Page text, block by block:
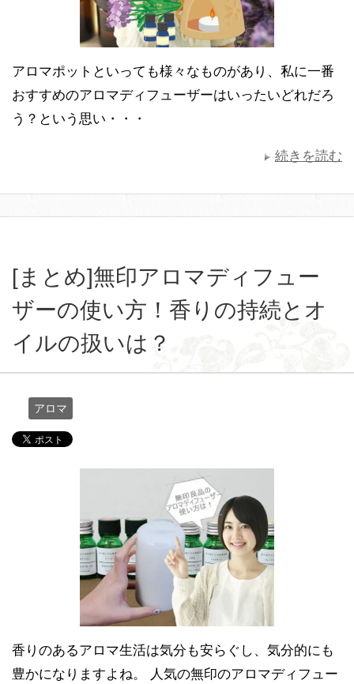
アロマポットといっても様々なものがあり、私に一番
おすすめのアロマディフューザーはいったいどれだろ
う？という思い・・・
続きを読む
[まとめ]無印アロマディフュー
ザーの使い方！香りの持続とオ
イルの扱いは？
アロマ
香りのあるアロマ生活は気分も安らぐし、気分的にも
豊かになりますよね。 人気の無印のアロマディフュー